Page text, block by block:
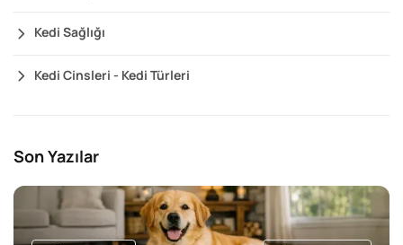
Kedi Sağlığı
Kedi Cinsleri - Kedi Türleri
Son Yazılar